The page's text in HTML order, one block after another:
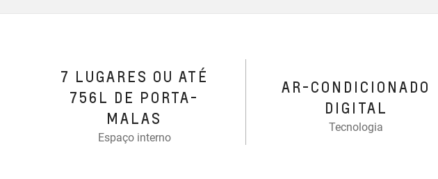
7 LUGARES OU ATÉ
756L DE PORTA-
MALAS
Espaço interno
AR-CONDICIONADO
DIGITAL
Tecnologia